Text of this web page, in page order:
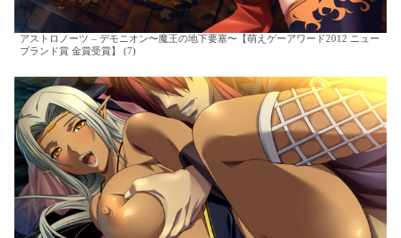
アストロノーツ – デモニオン〜魔王の地下要塞〜【萌えゲーアワード2012 ニュー
ブランド賞 金賞受賞】 (7)